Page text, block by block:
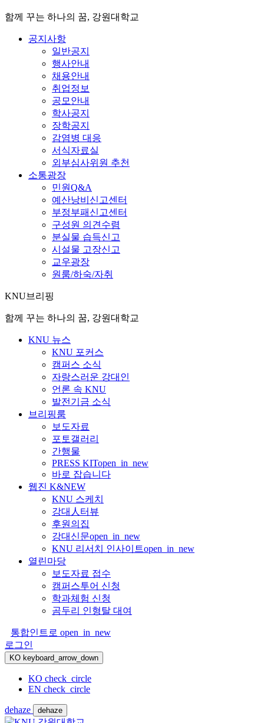
함께 꾸는 하나의 꿈, 강원대학교
공지사항
일반공지
행사안내
채용안내
취업정보
공모안내
학사공지
장학공지
감염병 대응
서식자료실
외부심사위원 추천
소통광장
민원Q&A
예산낭비신고센터
부정부패신고센터
구성원 의견수렴
분실물 습득신고
시설물 고장신고
교우광장
원룸/하숙/자취
KNU브리핑
함께 꾸는 하나의 꿈, 강원대학교
KNU 뉴스
KNU 포커스
캠퍼스 소식
자랑스러운 강대인
언론 속 KNU
발전기금 소식
브리핑룸
보도자료
포토갤러리
간행물
PRESS KITopen_in_new
바로 잡습니다
웹진 K&NEW
KNU 스케치
강대人터뷰
후원의집
강대신문open_in_new
KNU 리서치 인사이트open_in_new
열린마당
보도자료 접수
캠퍼스투어 신청
학과체험 신청
곰두리 인형탈 대여
통합인트로 open_in_new
로그인
KO keyboard_arrow_down
KO check_circle
EN check_circle
dehaze dehaze